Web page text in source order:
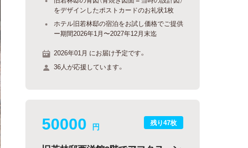
をデザインしたポストカードのお礼状1枚
ホテル旧若林邸の宿泊をお試し価格でご提供
ー期間2026年1月〜2027年12月末迄
2026年01月 にお届け予定です。
36人が応援しています。
残り47枚
50000 円